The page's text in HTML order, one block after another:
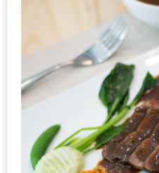
อ้วน
น้า
อ้วน
คุย
นโยบาย